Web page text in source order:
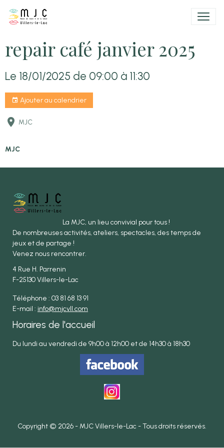
repair café janvier 2025
Le 18/01/2025 de 09:00 à 11:30
Ajouter au calendrier
MJC
MJC
La MJC, un lieu convivial pour tous !
De nombreuses activités, ateliers, spectacles, des temps de
jeux et de partage !
Venez nous rencontrer.
4 Rue H. Parrenin
F-25130 Villers-le-Lac
Téléphone : 03 81 68 13 91
E-mail : info@mjcvll.com
Horaires de l'accueil
Du lundi au vendredi de 9h00 à 12h00 et de 14h30 à 18h30
Copyright © 2026 - MJC Villers-le-Lac - Tous droits réservés.